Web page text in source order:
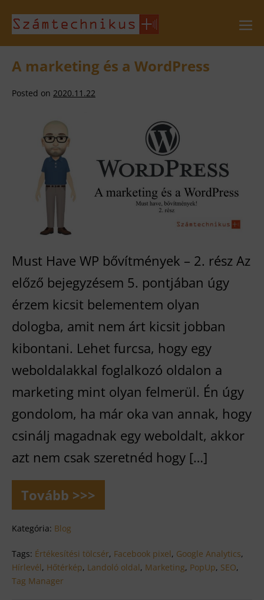
Skip
A marketing és a WordPress
Posted on 2020.11.22
marketing
WordPress
Must Have WP bővítmények – 2. rész Az
előző bejegyzésem 5. pontjában úgy
érzem kicsit belementem olyan
dologba, amit nem árt kicsit jobban
kibontani. Lehet furcsa, hogy egy
weboldalakkal foglalkozó oldalon a
marketing mint olyan felmerül. Én úgy
gondolom, ha már oka van annak, hogy
csinálj magadnak egy weboldalt, akkor
azt nem csak szeretnéd hogy […]
Tovább >>>
A
marketing
és
WordPress
Kategória: Blog
Tags: Értékesítési tölcsér, Facebook pixel, Google Analytics,
Hírlevél, Hőtérkép, Landoló oldal, Marketing, PopUp, SEO,
Tag Manager